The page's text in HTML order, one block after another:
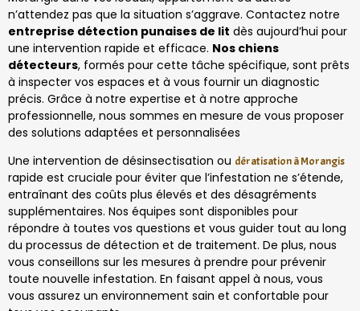
n’attendez pas que la situation s’aggrave. Contactez notre
entreprise détection punaises de lit dès aujourd’hui pour
une intervention rapide et efficace. Nos chiens
détecteurs, formés pour cette tâche spécifique, sont prêts
à inspecter vos espaces et à vous fournir un diagnostic
précis. Grâce à notre expertise et à notre approche
professionnelle, nous sommes en mesure de vous proposer
des solutions adaptées et personnalisées
Une intervention de désinsectisation ou dératisation à Morangis
rapide est cruciale pour éviter que l’infestation ne s’étende,
entraînant des coûts plus élevés et des désagréments
supplémentaires. Nos équipes sont disponibles pour
répondre à toutes vos questions et vous guider tout au long
du processus de détection et de traitement. De plus, nous
vous conseillons sur les mesures à prendre pour prévenir
toute nouvelle infestation. En faisant appel à nous, vous
vous assurez un environnement sain et confortable pour